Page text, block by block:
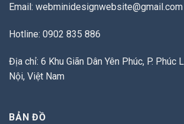
Email: webminidesignwebsite@gmail.com
Hotline: 0902 835 886
Địa chỉ: 6 Khu Giãn Dân Yên Phúc, P. Phúc
Nội, Việt Nam
BẢN ĐỒ